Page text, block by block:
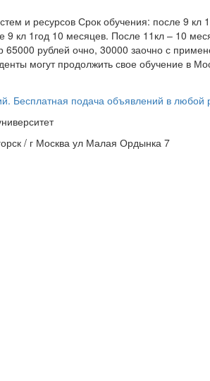
и ресурсов Срок обучения: после 9 кл
9 кл 1год 10 месяцев. После 11кл – 10
65000 рублей очно, 30000 заочно с
могут продолжить свое обучение в
/ г Москва ул Малая Ордынка 7